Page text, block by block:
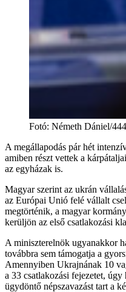
Fotó: Németh Dániel/444
A megállapodás pár hét
amiben részt vettek a
az egyházak is.
Magyar szerint az ukrán
az Európai Unió felé vállalt
megtörténik, a magyar
kerüljön az első csatlakozási
A miniszterelnök ugyanakkor
továbbra sem támogatja a
Amennyiben Ukrajnának 10
a 33 csatlakozási fejezetet,
ügydöntő népszavazást tart a